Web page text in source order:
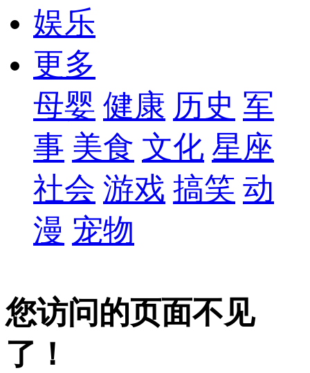
娱乐
更多
母婴 健康 历史 军
事 美食 文化 星座
社会 游戏 搞笑 动
漫 宠物
您访问的页面不见
了！